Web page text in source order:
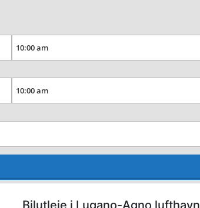
Bilutleie i Lugano-Agno lufthavn